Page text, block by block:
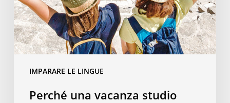
IMPARARE LE LINGUE
il
miglior
investimento
per
propri
Perché una vacanza studio